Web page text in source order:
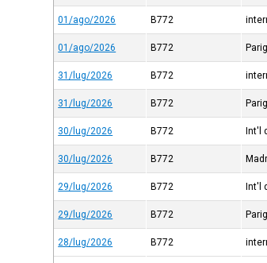
01/ago/2026 B772
01/ago/2026 B772
31/lug/2026 B772
31/lug/2026 B772
30/lug/2026 B772 Int'l
30/lug/2026 B772
29/lug/2026 B772 Int'l
29/lug/2026 B772
28/lug/2026 B772